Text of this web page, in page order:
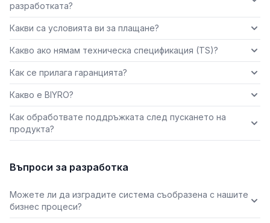
разработката?
Какви са условията ви за плащане?
Какво ако нямам техническа спецификация (TS)?
Как се прилага гаранцията?
Какво е BIYRO?
Как обработвате поддръжката след пускането на
продукта?
Въпроси за разработка
Можете ли да изградите система съобразена с нашите
бизнес процеси?